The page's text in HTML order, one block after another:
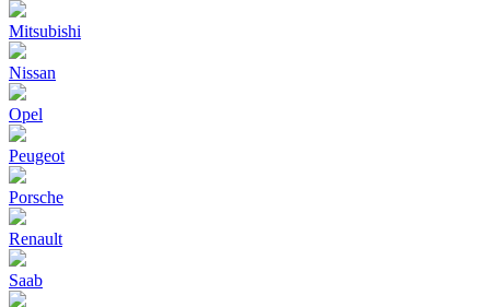
Mitsubishi
Nissan
Opel
Peugeot
Porsche
Renault
Saab